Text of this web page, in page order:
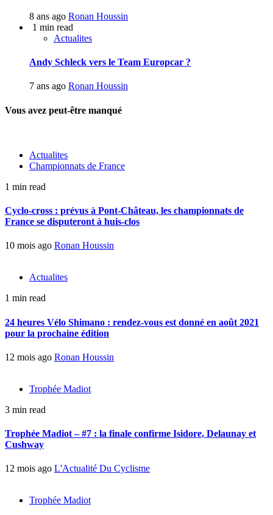
8 ans ago Ronan Houssin
1 min read
Actualites
Andy Schleck vers le Team Europcar ?
7 ans ago Ronan Houssin
Vous avez peut-être manqué
Actualites
Championnats de France
1 min read
Cyclo-cross : prévus à Pont-Château, les championnats de
France se disputeront à huis-clos
10 mois ago Ronan Houssin
Actualites
1 min read
24 heures Vélo Shimano : rendez-vous est donné en août 2021
pour la prochaine édition
12 mois ago Ronan Houssin
Trophée Madiot
3 min read
Trophée Madiot – #7 : la finale confirme Isidore, Delaunay et
Cushway
12 mois ago L'Actualité Du Cyclisme
Trophée Madiot